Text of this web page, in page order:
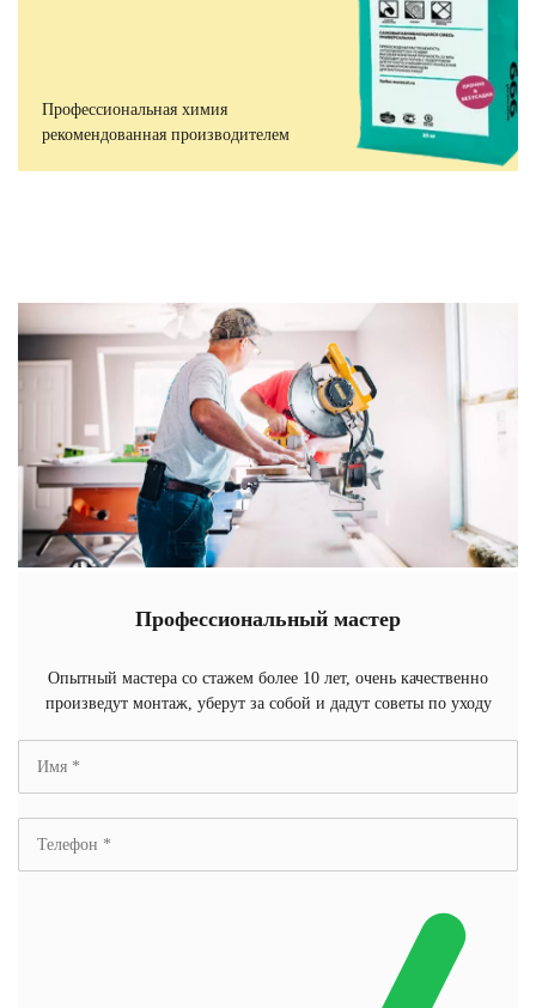
Профессиональная химия
рекомендованная производителем
Профессиональный мастер
Опытный мастера со стажем более 10 лет, очень качественно
произведут монтаж, уберут за собой и дадут советы по уходу